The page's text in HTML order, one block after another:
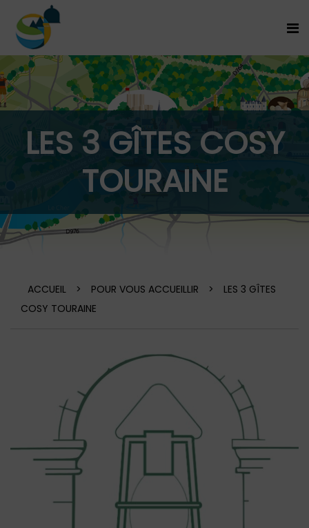
LES 3 GÎTES COSY
TOURAINE
ACCUEIL > POUR VOUS ACCUEILLIR >
LES 3 GÎTES
COSY TOURAINE